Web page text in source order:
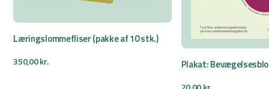
Læringslommefliser (pakke af 10 stk.)
350,00kr. Plakat: